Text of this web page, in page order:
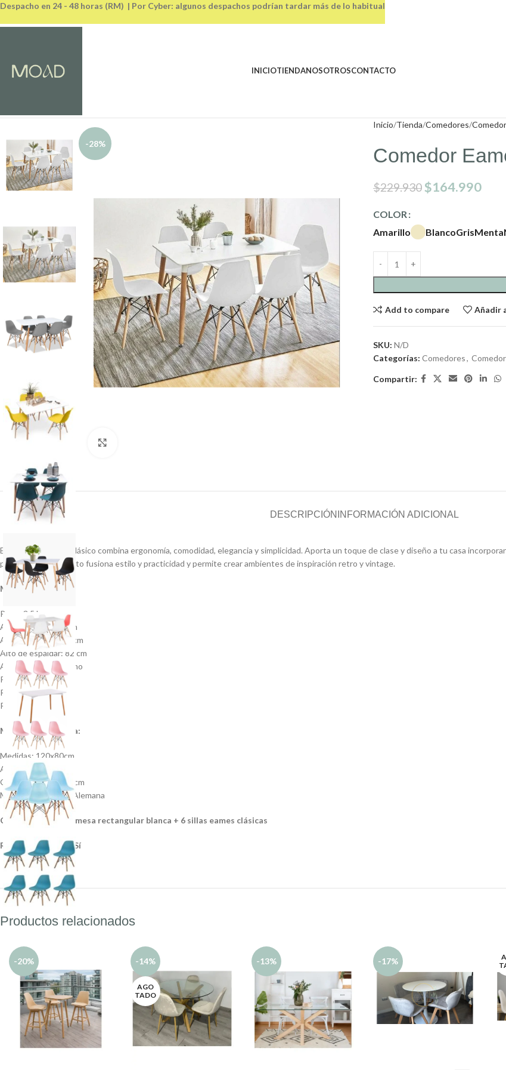
INICIOTIENDANOSOTROSCONTACTO
-28%
Inicio Tienda Comedores
Comedor
$229.930$164.990
COLOR
Amarillo
BlancoGrisMenta
Add to compare Añadir
SKU: N/D
Categorías: Comedores,
Compartir:
DESCRIPCIÓN INFORMACIÓN ADICIONAL
El comedor Eames Clásico combina ergonomía, comodidad, elegancia y simplicidad. Aporta un toque de clase y diseño a tu casa
pasado. Este producto fusiona estilo y practicidad y permite crear ambientes de inspiración retro y vintage.
Medidas de la silla:
Peso: 3.5 kg
Ancho de silla: 47 cm
Alto de asiento: 45 cm
Alto de espaldar: 82 cm
Asiento: Polipropileno
Patas: Madera
Requiere armado: Si
Resistencia: 100 kg
Medidas de la mesa:
Medidas: 120x80cm
Altura 75cm
Grosor Cubierta 1,5cm
Material Base Haya Alemana
Comedor incluye 1 mesa rectangular blanca + 6 sillas eames clásicas
Requiere Armado: Sí
Productos relacionados
-20% -14%
AGO
TADO
-13% -17%
Despacho en 24 - 48 horas (RM) | Por Cyber: algunos despachos podrían tardar más de lo habitual